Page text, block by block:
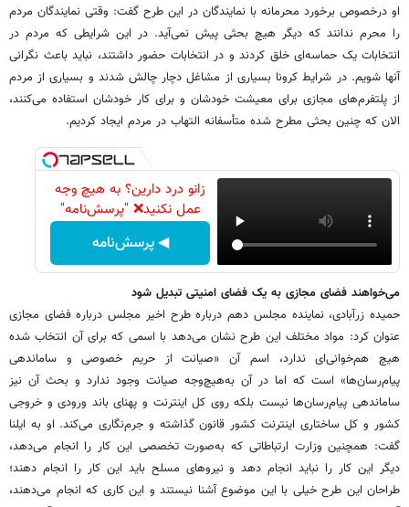
او درخصوص برخورد محرمانه با نمایندگان در این طرح گفت: وقتی نمایندگان مردم
را محرم ندانند که دیگر هیچ بحثی پیش نمی‌آید. در این شرایطی که مردم در
انتخابات یک حماسه‌ای خلق کردند و در انتخابات حضور داشتند، نباید باعث نگرانی
آنها شویم. در شرایط کرونا بسیاری از مشاغل دچار چالش شدند و بسیاری از مردم
از پلتفرم‌های مجازی برای معیشت خودشان و برای کار خودشان استفاده می‌کنند،
الان که چنین بحثی مطرح شده متأسفانه التهاب در مردم ایجاد کردیم.
زانو درد دارین؟ به هیچ وجه
عمل نکنید❌ "پرسش‌نامه"
◀ پرسش‌نامه
می‌خواهند فضای مجازی به یک فضای امنیتی تبدیل شود
حمیده زرآبادی، نماینده مجلس دهم درباره طرح اخیر مجلس درباره فضای مجازی
عنوان کرد: مواد مختلف این طرح نشان می‌دهد با اسمی که برای آن انتخاب شده
هیچ هم‌خوانی‌ای ندارد، اسم آن «صیانت از حریم خصوصی و ساماندهی
پیام‌رسان‌ها» است که اما در آن به‌هیچ‌وجه صیانت وجود ندارد و بحث آن نیز
ساماندهی پیام‌رسان‌ها نیست‌ بلکه روی کل اینترنت و پهنای باند ورودی و خروجی
کشور و کل ساختاری اینترنت کشور قانون گذاشته و جرم‌نگاری می‌کند. او به ایلنا
گفت: همچنین وزارت ارتباطاتی که به‌صورت تخصصی این کار را انجام می‌دهد،
دیگر این کار را نباید انجام دهد و نیروهای مسلح باید این کار را انجام دهند؛
طراحان این طرح خیلی با این موضوع آشنا نیستند و این کاری که انجام می‌دهند،